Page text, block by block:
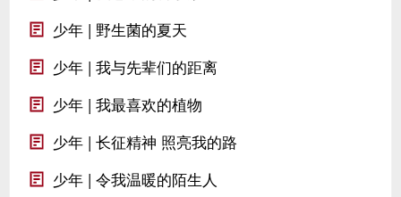
少年 | 野生菌的夏天
少年 | 我与先辈们的距离
少年 | 我最喜欢的植物
少年 | 长征精神 照亮我的路
少年 | 令我温暖的陌生人